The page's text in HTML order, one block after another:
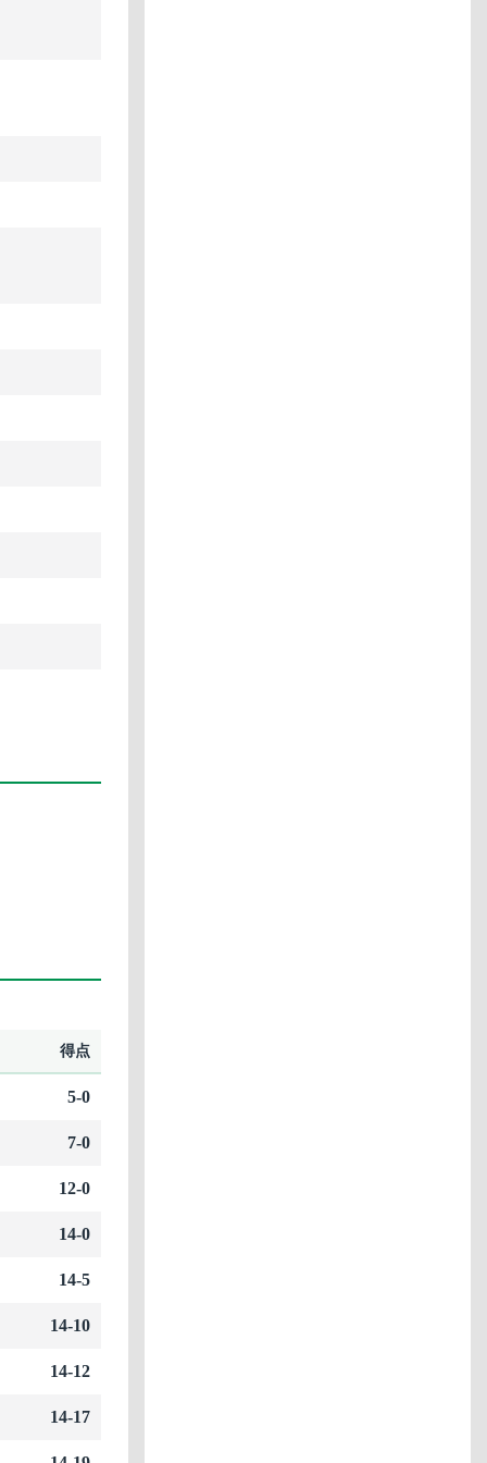
得点
5-0
7-0
12-0
14-0
14-5
14-10
14-12
14-17